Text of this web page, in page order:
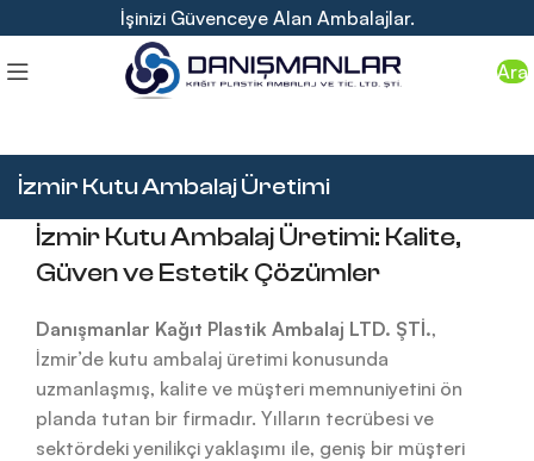
İşinizi Güvenceye Alan Ambalajlar.
Ara
İzmir Kutu Ambalaj Üretimi
İzmir Kutu Ambalaj Üretimi: Kalite,
Güven ve Estetik Çözümler
Danışmanlar Kağıt Plastik Ambalaj LTD. ŞTİ.,
İzmir’de kutu ambalaj üretimi konusunda
uzmanlaşmış, kalite ve müşteri memnuniyetini ön
planda tutan bir firmadır. Yılların tecrübesi ve
sektördeki yenilikçi yaklaşımı ile, geniş bir müşteri